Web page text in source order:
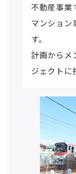
不動産事業
マンション
す。
計画からメ
ジェクトに